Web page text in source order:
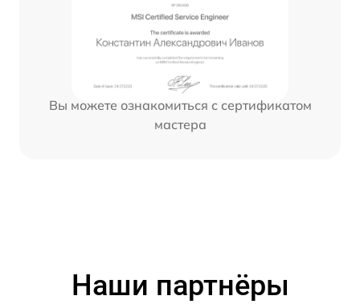
Вы можете ознакомиться с сертификатом
мастера
Наши партнёры